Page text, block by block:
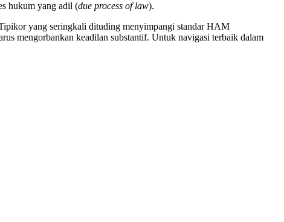
hukum yang adil (due process of law).
yang seringkali dituding menyimpangi standar HAM
mengorbankan keadilan substantif. Untuk navigasi terbaik dalam